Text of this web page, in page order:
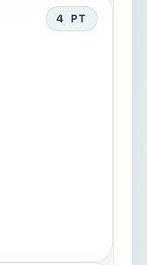
4 PT